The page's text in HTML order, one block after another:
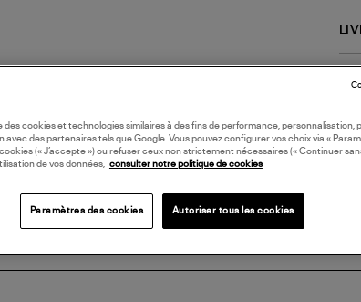
des cookies et technologies similaires à des fins de performance, personnalisation,
avec des partenaires tels que Google. Vous pouvez configurer vos choix via «
(« J’accepte ») ou refuser ceux non strictement nécessaires (« Continuer
de vos données, consulter notre politique de cookies
Paramètres des cookies Autoriser tous les cookies